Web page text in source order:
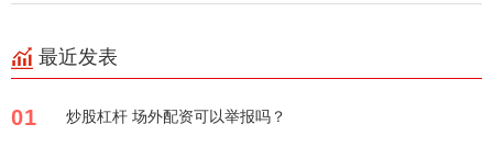
最近发表
01 炒股杠杆 场外配资可以举报吗？